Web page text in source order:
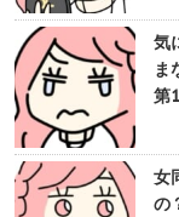
気
ま
第
女
の